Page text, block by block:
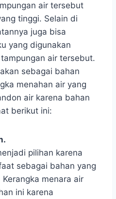
air tersebut
tinggi. Selain di
juga bisa
yang digunakan
air tersebut.
sebagai bahan
menahan air yang
air karena bahan
berikut ini:
pilihan karena
sebagai bahan yang
menara air
ini karena